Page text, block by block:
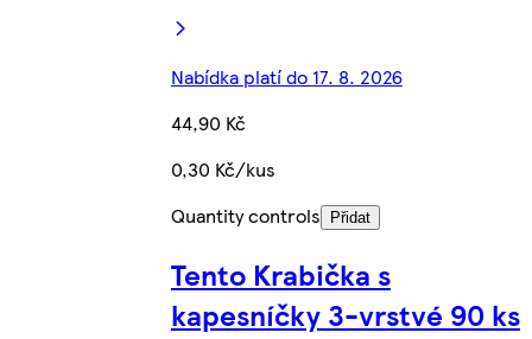
Nabídka platí do 17. 8. 2026
44,90 Kč
0,30 Kč/kus
Quantity controls
Přidat
Tento Krabička s
kapesníčky 3-vrstvé 90 ks